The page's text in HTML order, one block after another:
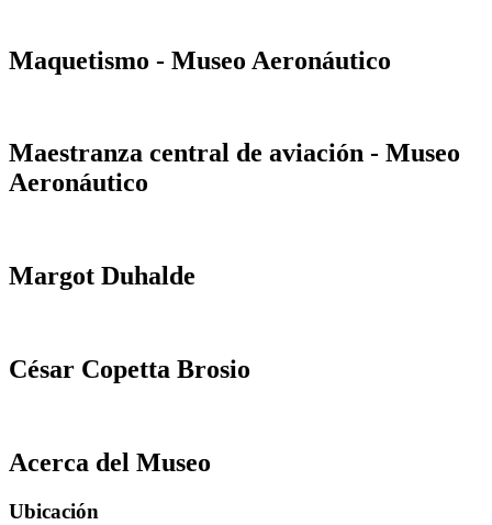
Maquetismo - Museo Aeronáutico
Maestranza central de aviación - Museo
Aeronáutico
Margot Duhalde
César Copetta Brosio
Acerca del Museo
Ubicación